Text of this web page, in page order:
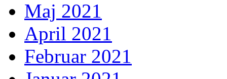
Maj 2021
April 2021
Februar 2021